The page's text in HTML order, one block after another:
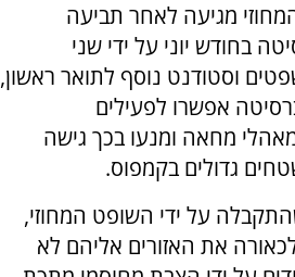
מגיעה לאחר תביעה
בחודש יוני על ידי שני
וסטודנט נוסף לתואר ראשון,
אפשרו לפעילים
מחאה ומנעו בכך גישה
גדולים בקמפוס.
על ידי השופט המחוזי,
את האזורים אליהם לא